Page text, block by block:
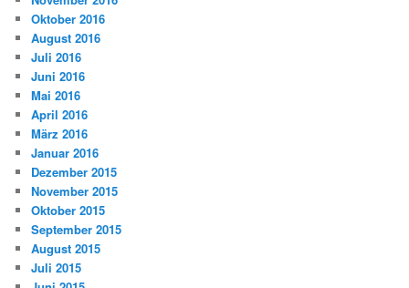
Oktober 2016
August 2016
Juli 2016
Juni 2016
Mai 2016
April 2016
März 2016
Januar 2016
Dezember 2015
November 2015
Oktober 2015
September 2015
August 2015
Juli 2015